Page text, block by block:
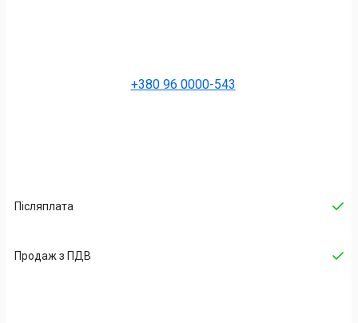
+380 96 0000-543
Післяплата
Продаж з ПДВ